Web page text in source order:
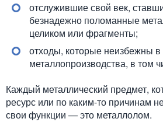
отслужившие свой век,
безнадежно поломанные
целиком или фрагменты;
отходы, которые неизбежны в
металлопроизводства, в том
Каждый металлический предмет,
ресурс или по каким-то причинам
свои функции — это металлолом.